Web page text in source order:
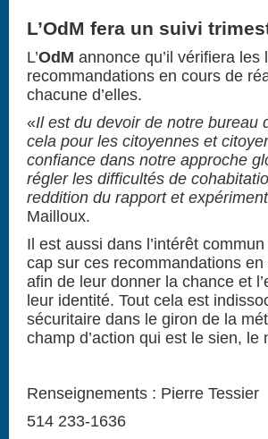
L’OdM fera un suivi
L’OdM annonce qu’il vérifiera
recommandations en cours de
chacune d’elles.
«Il est du devoir de notre bureau
cela pour les citoyennes et
confiance dans notre approche
régler les difficultés de
reddition du rapport et
Mailloux.
Il est aussi dans l’intérêt
cap sur ces recommandations
afin de leur donner la chance et
leur identité. Tout cela est
sécuritaire dans le giron de la
champ d’action qui est le sien, le
Renseignements : Pierre Tessier
514 233-1636